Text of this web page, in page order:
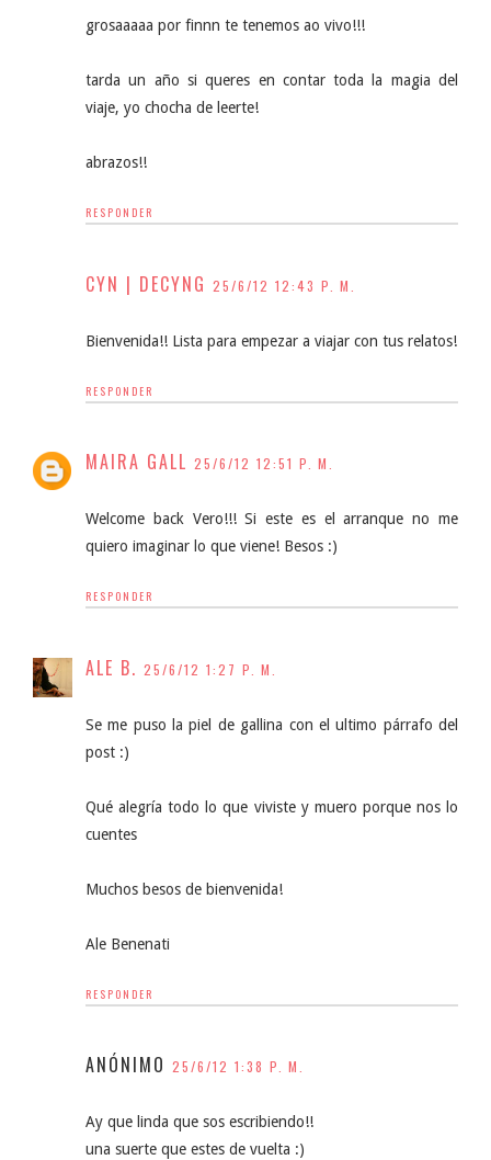
grosaaaaa por finnn te tenemos ao vivo!!!
tarda un año si queres en contar toda la magia del
viaje, yo chocha de leerte!
abrazos!!
RESPONDER
CYN | DECYNG 25/6/12 12:43 P. M.
Bienvenida!! Lista para empezar a viajar con tus relatos!
RESPONDER
MAIRA GALL 25/6/12 12:51 P. M.
Welcome back Vero!!! Si este es el arranque no me
quiero imaginar lo que viene! Besos :)
RESPONDER
ALE B. 25/6/12 1:27 P. M.
Se me puso la piel de gallina con el ultimo párrafo del
post :)
Qué alegría todo lo que viviste y muero porque nos lo
cuentes
Muchos besos de bienvenida!
Ale Benenati
RESPONDER
ANÓNIMO 25/6/12 1:38 P. M.
Ay que linda que sos escribiendo!!
una suerte que estes de vuelta :)